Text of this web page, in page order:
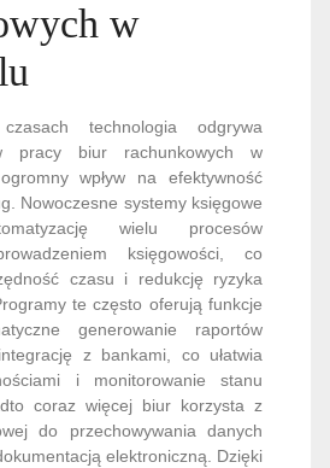
w
technologia odgrywa
pracy biur rachunkowych w
wpływ na efektywność
Nowoczesne systemy księgowe
wielu procesów
księgowości, co
czasu i redukcję ryzyka
te często oferują funkcje
generowanie raportów
z bankami, co ułatwia
i monitorowanie stanu
coraz więcej biur korzysta z
do przechowywania danych
elektroniczną. Dzięki